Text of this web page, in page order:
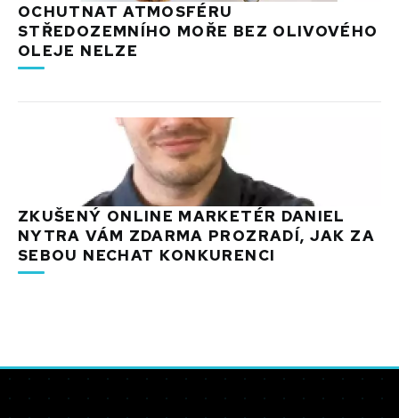
OCHUTNAT ATMOSFÉRU
STŘEDOZEMNÍHO MOŘE BEZ OLIVOVÉHO
OLEJE NELZE
ZKUŠENÝ ONLINE MARKETÉR DANIEL
NYTRA VÁM ZDARMA PROZRADÍ, JAK ZA
SEBOU NECHAT KONKURENCI